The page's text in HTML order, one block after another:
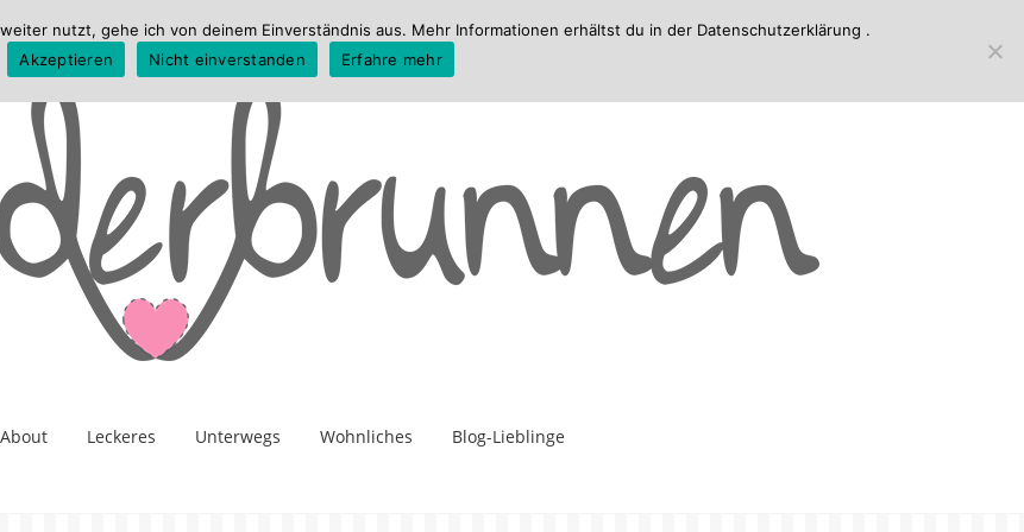
About Leckeres Unterwegs Wohnliches Blog-Lieblinge
nutzt, gehe ich von deinem Einverständnis aus. Mehr Informationen erhältst du in der Datenschutzerklärung .
Akzeptieren
Nicht einverstanden Erfahre mehr